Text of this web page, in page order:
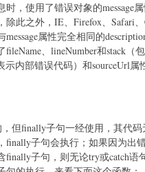
，使用了错误对象的message
此之外，IE、Firefox、Safari
属性完全相同的
、lineNumber和stack（
示内部错误代码）和sourceUrl
但finally子句一经使用，其代
子句会执行；如果因为出
finally子句，则无论try或catch